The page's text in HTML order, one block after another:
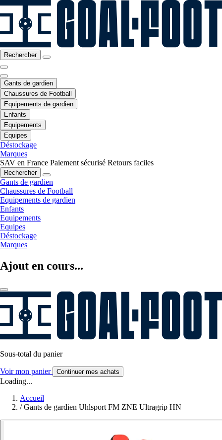
Rechercher
Gants de gardien
Chaussures de Football
Equipements de gardien
Enfants
Equipements
Equipes
Déstockage
Marques
SAV en France Paiement sécurisé Retours faciles
Rechercher
Gants de gardien
Chaussures de Football
Equipements de gardien
Enfants
Equipements
Equipes
Déstockage
Marques
Ajout en cours...
Sous-total du panier
Voir mon panier Continuer mes achats
Loading...
Accueil
/ Gants de gardien Uhlsport FM ZNE Ultragrip HN